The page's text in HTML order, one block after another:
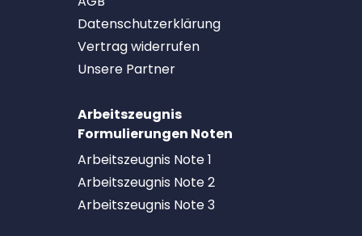
Datenschutzerklärung
Vertrag widerrufen
Unsere Partner
Arbeitszeugnis
Formulierungen Noten
Arbeitszeugnis Note 1
Arbeitszeugnis Note 2
Arbeitszeugnis Note 3